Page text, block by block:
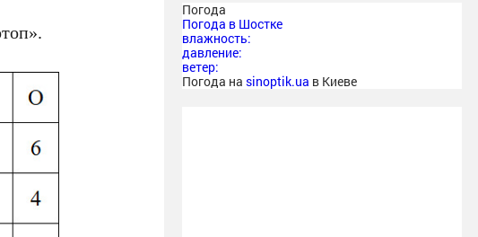
Погода
Погода в Шостке
влажность:
давление:
ветер:
Погода на sinoptik.ua в Киеве